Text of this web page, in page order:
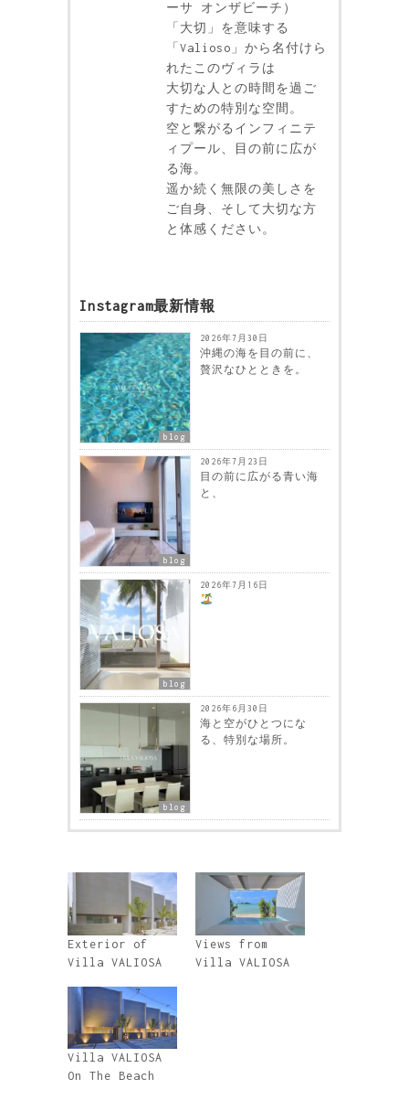
ーサ オンザビーチ）
「大切」を意味する
「Valioso」から名付けら
れたこのヴィラは
大切な人との時間を過ご
すための特別な空間。
空と繋がるインフィニテ
ィプール、目の前に広が
る海。
遥か続く無限の美しさを
ご自身、そして大切な方
と体感ください。
Instagram最新情報
blog
2026年7月30日
沖縄の海を目の前に、
贅沢なひとときを。
blog
2026年7月23日
目の前に広がる青い海
と、
blog
2026年7月16日
blog
2026年6月30日
海と空がひとつにな
る、特別な場所。
Exterior of
Villa VALIOSA
Views from
Villa VALIOSA
Villa VALIOSA
On The Beach